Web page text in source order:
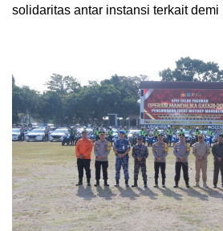
solidaritas antar instansi terkait